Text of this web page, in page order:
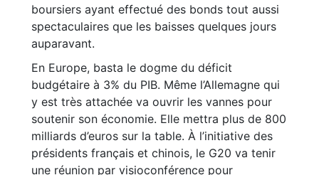
boursiers ayant effectué des bonds tout aussi
spectaculaires que les baisses quelques jours
auparavant.
En Europe, basta le dogme du déficit
budgétaire à 3% du PIB. Même l’Allemagne qui
y est très attachée va ouvrir les vannes pour
soutenir son économie. Elle mettra plus de 800
milliards d’euros sur la table. À l’initiative des
présidents français et chinois, le G20 va tenir
une réunion par visioconférence pour